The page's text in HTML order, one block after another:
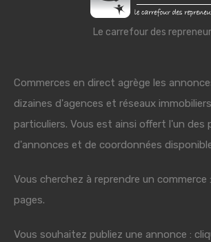
Le carrefour des
Commerces en direct agrège les
dizaines d'agences et réseaux
particuliers. Vous est ainsi offert l'un des
d'annonces et de coordonnées
Vous cherchez à reprendre un
pages.
Vous souhaitez publiez une annonce :